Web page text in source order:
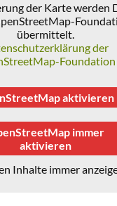
der Karte werden
übermittelt.
der
Foundation
aktivieren
immer
aktivieren
Inhalte immer